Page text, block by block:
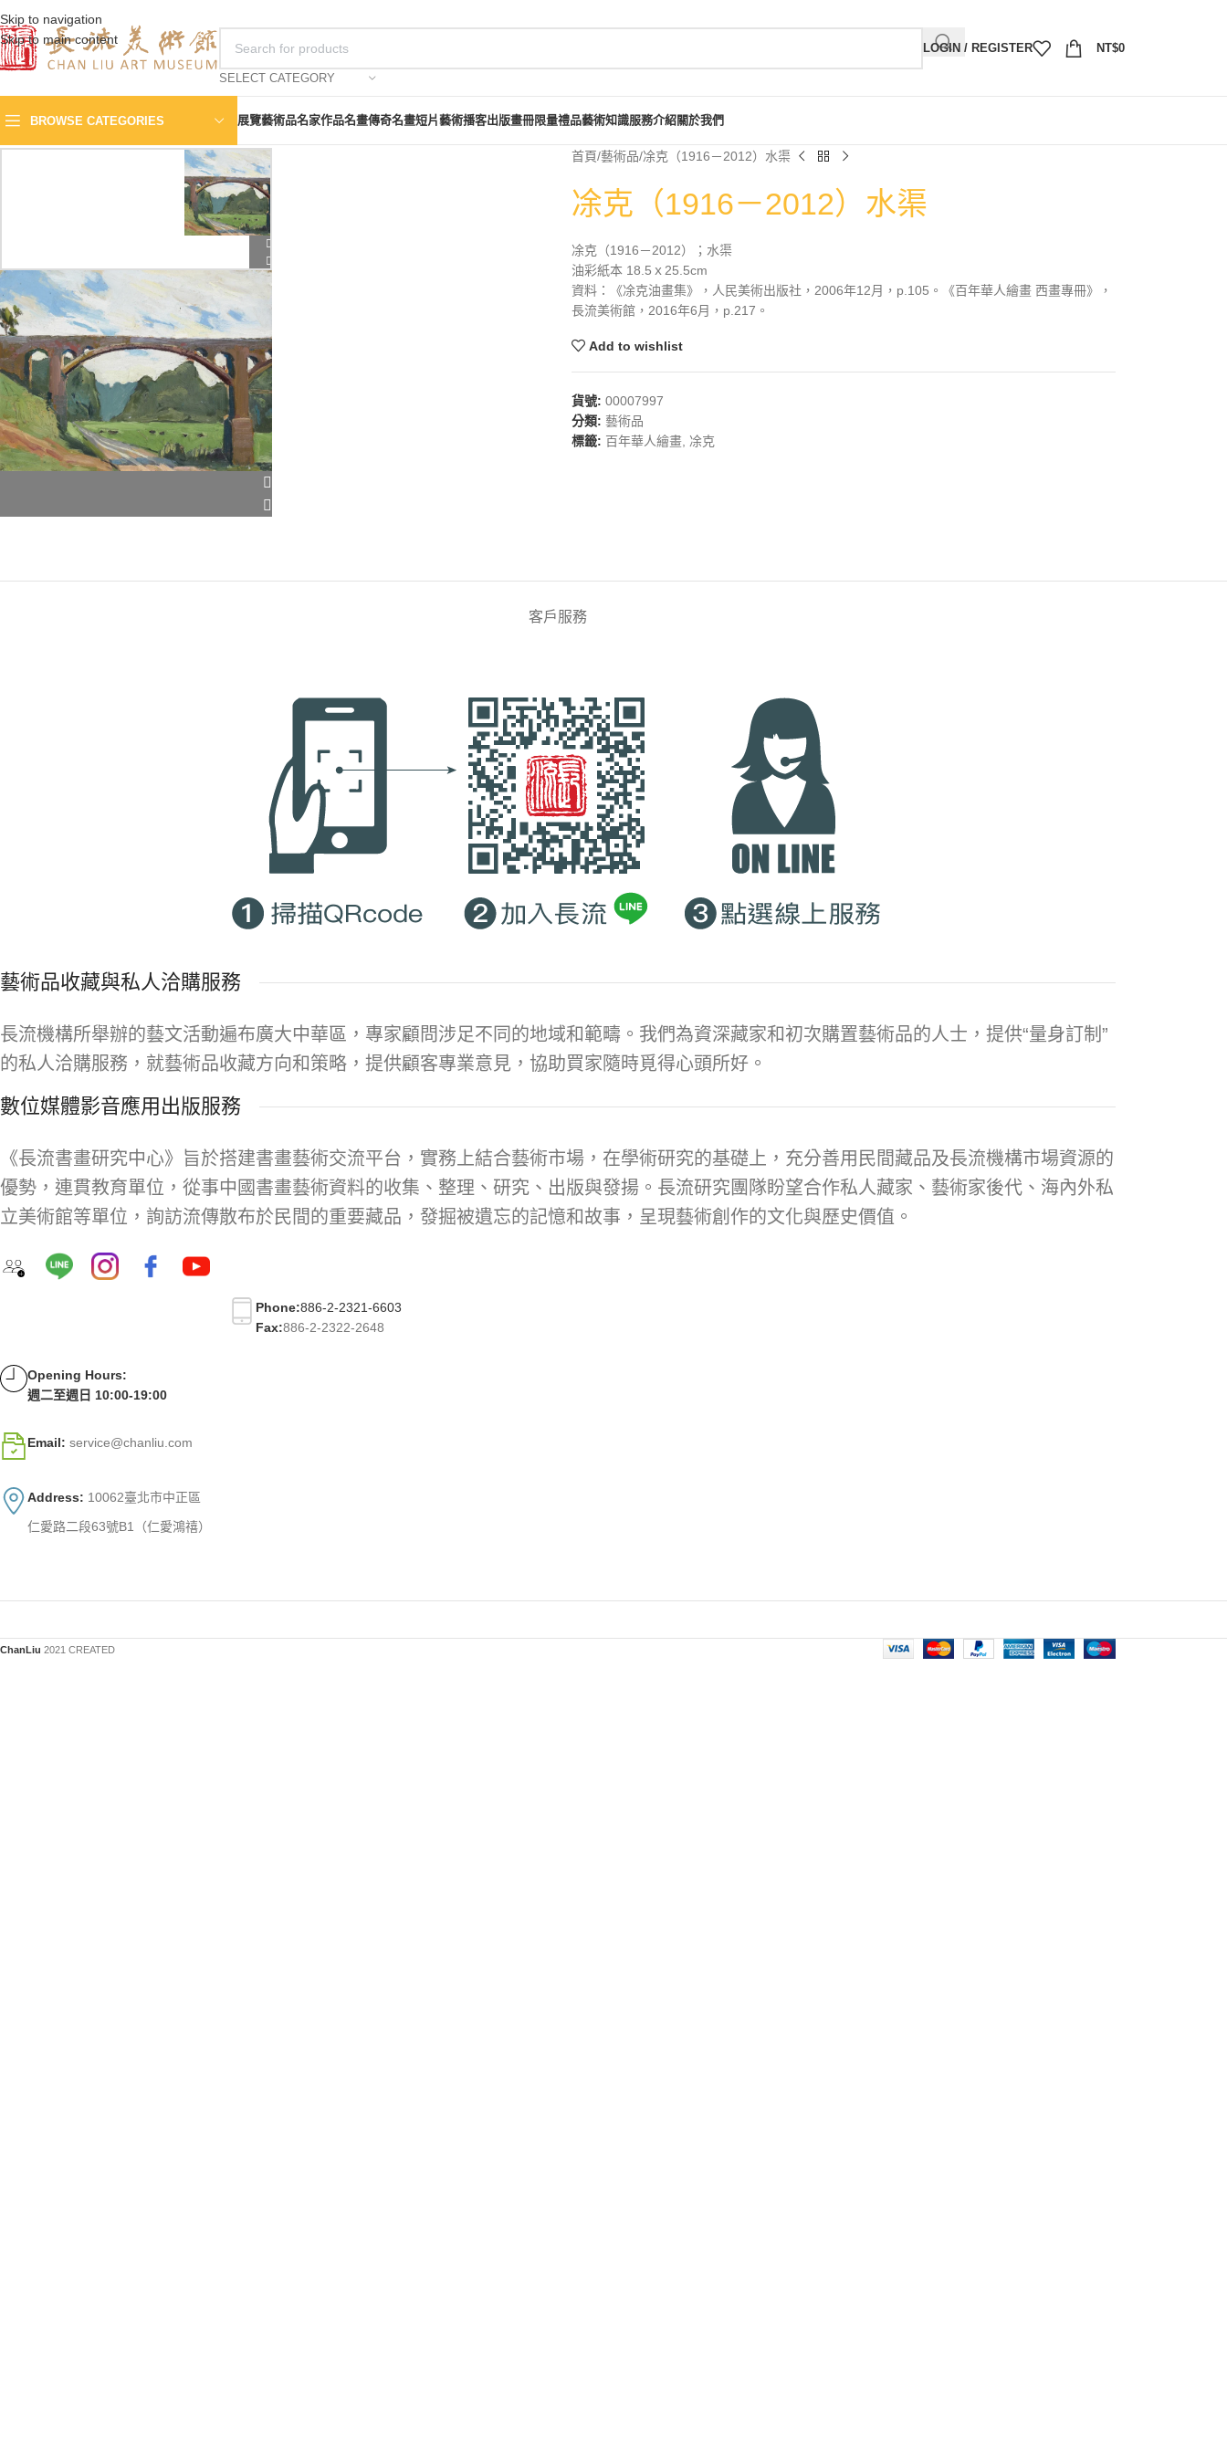
Skip to navigation
Skip to main content
SELECT CATEGORY
LOGIN / REGISTER NT$0
BROWSE CATEGORIES 展覽藝術品名家作品名畫傳奇名畫短片藝術播客出版畫冊限量禮品藝術知識服務介紹關於我們
首頁 藝術品 凃克（1916－2012）水渠
凃克（1916－2012）水渠
凃克（1916－2012）；水渠
油彩紙本 18.5ｘ25.5cm
資料：《凃克油畫集》，人民美術出版社，2006年12月，p.105。《百年華人繪畫 西畫專冊》，
長流美術館，2016年6月，p.217。
Add to wishlist
貨號: 00007997
分類: 藝術品
標籤: 百年華人繪畫, 凃克
客戶服務
藝術品收藏與私人洽購服務
長流機構所舉辦的藝文活動遍布廣大中華區，專家顧問涉足不同的地域和範疇。我們為資深藏家和初次購置藝術品的人士，提供“量身訂制”
的私人洽購服務，就藝術品收藏方向和策略，提供顧客專業意見，協助買家隨時覓得心頭所好。
數位媒體影音應用出版服務
《長流書畫研究中心》旨於搭建書畫藝術交流平台，實務上結合藝術市場，在學術研究的基礎上，充分善用民間藏品及長流機構市場資源的
優勢，連貫教育單位，從事中國書畫藝術資料的收集、整理、研究、出版與發揚。長流研究團隊盼望合作私人藏家、藝術家後代、海內外私
立美術館等單位，詢訪流傳散布於民間的重要藏品，發掘被遺忘的記憶和故事，呈現藝術創作的文化與歷史價值。
Phone:886-2-2321-6603
Fax:886-2-2322-2648
Opening Hours:
週二至週日 10:00-19:00
Email: service@chanliu.com
Address: 10062臺北市中正區
仁愛路二段63號B1（仁愛鴻禧）
ChanLiu 2021 CREATED